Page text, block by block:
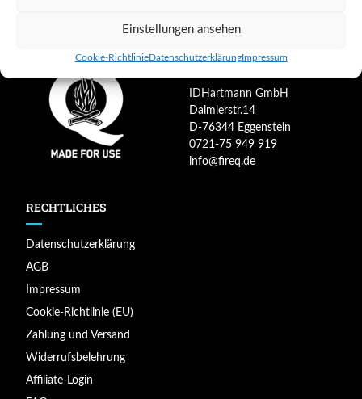
Einstellungen ansehen
Cookie-RichtlinieDatenschutzerklärungImpressum
KONTAKT LAGER
IDHartmann GmbH
Daimlerstr.14
D-76344 Eggenstein
0721-75 949 919
info@fireq.de
RECHTLICHES
Datenschutzerklärung
AGB
Impressum
Cookie-Richtlinie (EU)
Zahlung und Versand
Widerrufsbelehrung
Affiliate-Login